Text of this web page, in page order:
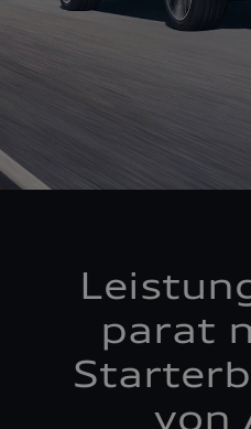
parat
von